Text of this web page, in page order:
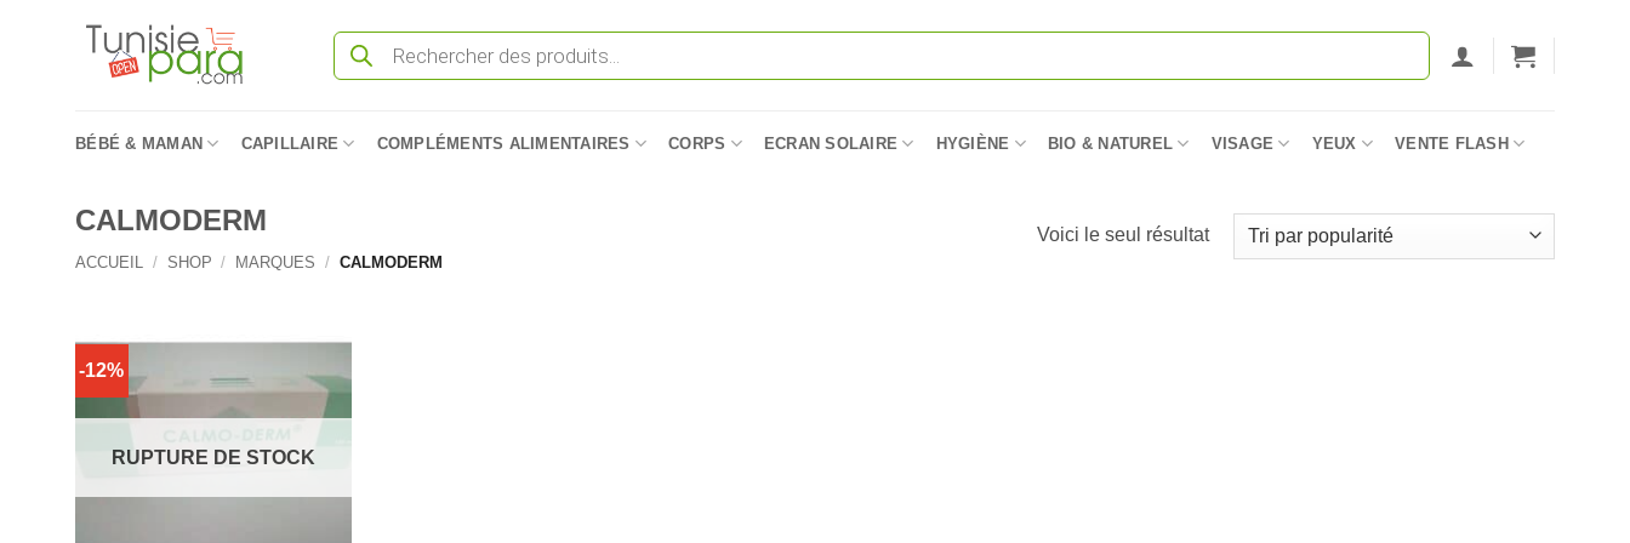
Recherche
produits
BÉBÉ & MAMAN CAPILLAIRE COMPLÉMENTS ALIMENTAIRES CORPS ECRAN SOLAIRE HYGIÈNE BIO & NATUREL VISAGE YEUX VENTE FLASH
CALMODERM
ACCUEIL / SHOP / MARQUES / CALMODERM
Voici le seul résultat
-12%
RUPTURE DE STOCK